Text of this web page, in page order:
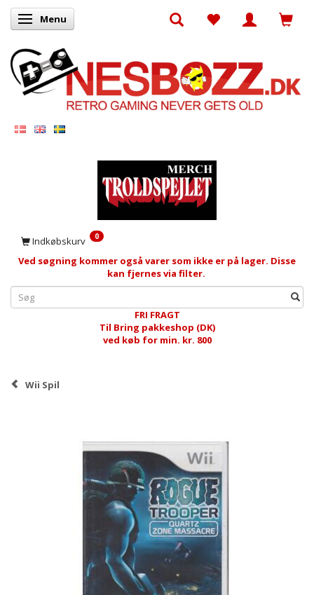
Skifte navigation
Menu
Indkøbskurv 0
Ved søgning kommer også varer som ikke er på lager. Disse
kan fjernes via filter.
FRI FRAGT
Til Bring pakkeshop (DK)
ved køb for min. kr. 800
Wii Spil